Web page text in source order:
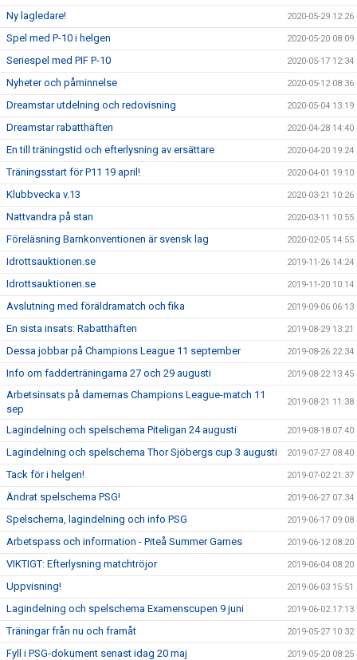
Ny lagledare! 2020-05-29 12:26
Spel med P-10 i helgen 2020-05-20 08:09
Seriespel med PIF P-10 2020-05-17 12:34
Nyheter och påminnelse 2020-05-12 08:36
Dreamstar utdelning och redovisning 2020-05-04 13:19
Dreamstar rabatthäften 2020-04-28 14:40
En till träningstid och efterlysning av ersättare 2020-04-20 19:24
Träningsstart för P11 19 april! 2020-04-01 19:10
Klubbvecka v.13 2020-03-21 10:26
Nattvandra på stan 2020-03-11 10:55
Föreläsning Barnkonventionen är svensk lag 2020-02-05 14:55
Idrottsauktionen.se 2019-11-26 14:24
Idrottsauktionen.se 2019-11-20 10:14
Avslutning med föräldramatch och fika 2019-09-06 06:13
En sista insats: Rabatthäften 2019-08-29 13:21
Dessa jobbar på Champions League 11 september 2019-08-26 22:34
Info om fadderträningarna 27 och 29 augusti 2019-08-22 13:45
Arbetsinsats på damernas Champions League-match 11
sep
2019-08-21 11:38
Lagindelning och spelschema Piteligan 24 augusti 2019-08-18 07:40
Lagindelning och spelschema Thor Sjöbergs cup 3 augusti 2019-07-27 08:40
Tack för i helgen! 2019-07-02 21:37
Ändrat spelschema PSG! 2019-06-27 07:34
Spelschema, lagindelning och info PSG 2019-06-17 09:08
Arbetspass och information - Piteå Summer Games 2019-06-12 08:20
VIKTIGT: Efterlysning matchtröjor 2019-06-04 08:20
Uppvisning! 2019-06-03 15:51
Lagindelning och spelschema Examenscupen 9 juni 2019-06-02 17:13
Träningar från nu och framåt 2019-05-27 10:32
Fyll i PSG-dokument senast idag 20 maj 2019-05-20 08:25